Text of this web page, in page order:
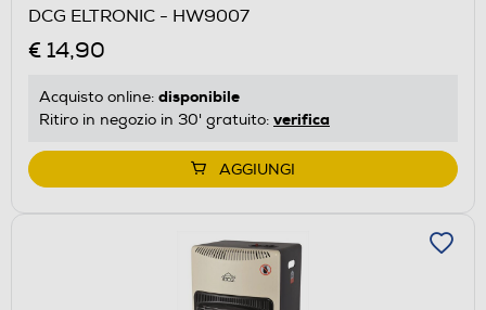
DCG ELTRONIC - HW9007
€ 14,90
Acquisto online: disponibile
Ritiro in negozio in 30' gratuito: verifica
AGGIUNGI